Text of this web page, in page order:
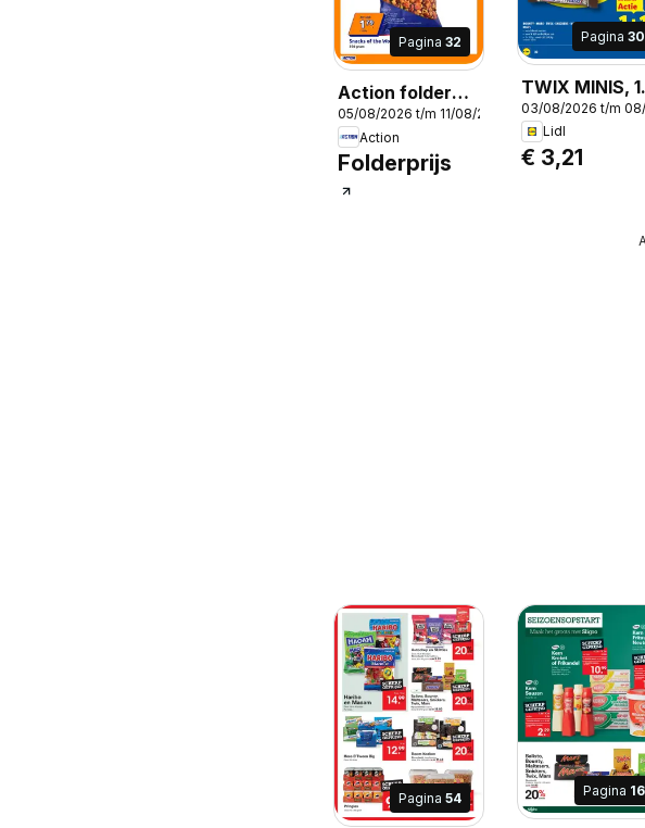
Pagina 32
Action folder
week 32
05/08/2026 t/m 11/08/2026
Action
Folderprijs
Pagina 30
TWIX MINIS,
TWIX MINIS
03/08/2026 t/m 08/
Lidl
€ 3,21
Pagina 54 Pagina 16